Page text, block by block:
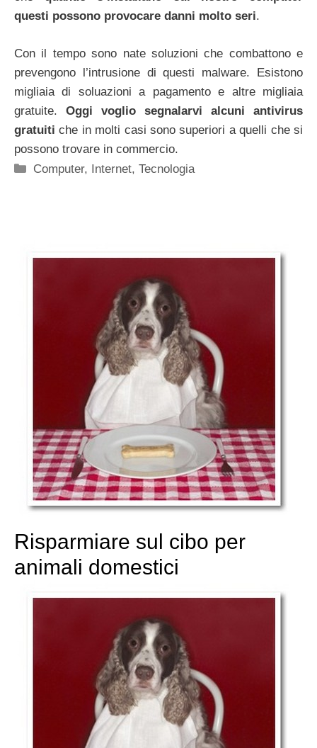
questi possono provocare danni molto seri.
Con il tempo sono nate soluzioni che combattono e
prevengono l’intrusione di questi malware. Esistono
migliaia di soluazioni a pagamento e altre migliaia
gratuite. Oggi voglio segnalarvi alcuni antivirus
gratuiti che in molti casi sono superiori a quelli che si
possono trovare in commercio.
Categorie
Computer, Internet,Tecnologia
Risparmiare sul cibo per
animali domestici